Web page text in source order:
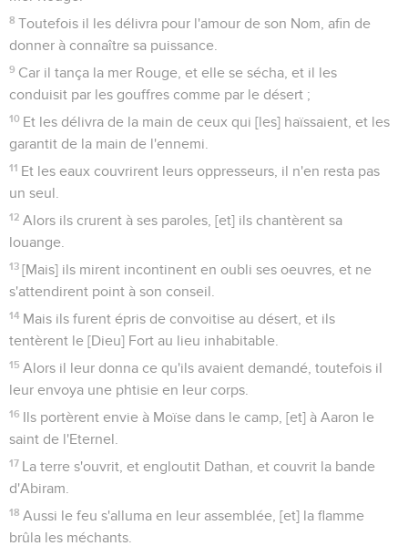
8 Toutefois il les délivra pour l'amour de son Nom, afin de
donner à connaître sa puissance.
9 Car il tança la mer Rouge, et elle se sécha, et il les
conduisit par les gouffres comme par le désert ;
10 Et les délivra de la main de ceux qui [les] haïssaient, et les
garantit de la main de l'ennemi.
11 Et les eaux couvrirent leurs oppresseurs, il n'en resta pas
un seul.
12 Alors ils crurent à ses paroles, [et] ils chantèrent sa
louange.
13 [Mais] ils mirent incontinent en oubli ses oeuvres, et ne
s'attendirent point à son conseil.
14 Mais ils furent épris de convoitise au désert, et ils
tentèrent le [Dieu] Fort au lieu inhabitable.
15 Alors il leur donna ce qu'ils avaient demandé, toutefois il
leur envoya une phtisie en leur corps.
16 Ils portèrent envie à Moïse dans le camp, [et] à Aaron le
saint de l'Eternel.
17 La terre s'ouvrit, et engloutit Dathan, et couvrit la bande
d'Abiram.
18 Aussi le feu s'alluma en leur assemblée, [et] la flamme
brûla les méchants.